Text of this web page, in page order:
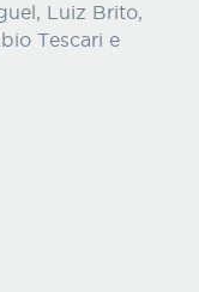
Luiz Brito,
Tescari e